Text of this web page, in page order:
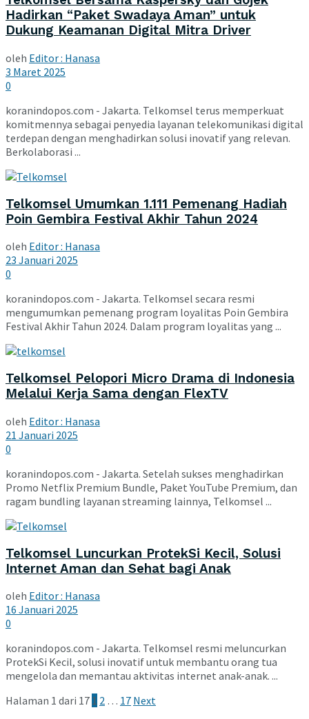
Hadirkan “Paket Swadaya Aman” untuk
Dukung Keamanan Digital Mitra Driver
oleh Editor : Hanasa
3 Maret 2025
0
koranindopos.com - Jakarta. Telkomsel terus memperkuat
komitmennya sebagai penyedia layanan telekomunikasi digital
terdepan dengan menghadirkan solusi inovatif yang relevan.
Berkolaborasi ...
Telkomsel Umumkan 1.111 Pemenang Hadiah
Poin Gembira Festival Akhir Tahun 2024
oleh Editor : Hanasa
23 Januari 2025
0
koranindopos.com - Jakarta. Telkomsel secara resmi
mengumumkan pemenang program loyalitas Poin Gembira
Festival Akhir Tahun 2024. Dalam program loyalitas yang ...
Telkomsel Pelopori Micro Drama di Indonesia
Melalui Kerja Sama dengan FlexTV
oleh Editor : Hanasa
21 Januari 2025
0
koranindopos.com - Jakarta. Setelah sukses menghadirkan
Promo Netflix Premium Bundle, Paket YouTube Premium, dan
ragam bundling layanan streaming lainnya, Telkomsel ...
Telkomsel Luncurkan ProtekSi Kecil, Solusi
Internet Aman dan Sehat bagi Anak
oleh Editor : Hanasa
16 Januari 2025
0
koranindopos.com - Jakarta. Telkomsel resmi meluncurkan
ProtekSi Kecil, solusi inovatif untuk membantu orang tua
mengelola dan memantau aktivitas internet anak-anak. ...
Halaman 1 dari 17 1 2 … 17 Next